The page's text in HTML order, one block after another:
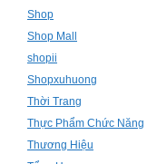
Shop
Shop Mall
shopii
Shopxuhuong
Thời Trang
Thực Phẩm Chức Năng
Thương Hiệu